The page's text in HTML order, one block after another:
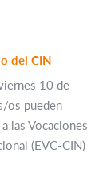
del CIN
10 de
os pueden
las Vocaciones
(EVC-CIN)